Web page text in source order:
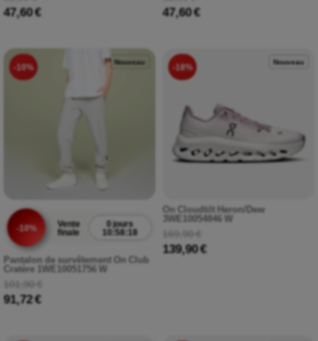
47,60 € 47,60 €
-10%
Nouveau
-10%
Vente
finale
0 jours
10:58:17
Pantalon de survêtement On Club
Cratère 1WE10051756 W
101,90 €
91,72 €
-18%
Nouveau
On Cloudtilt Heron/Dew
3WE10054846 W
169,90 €
139,90 €